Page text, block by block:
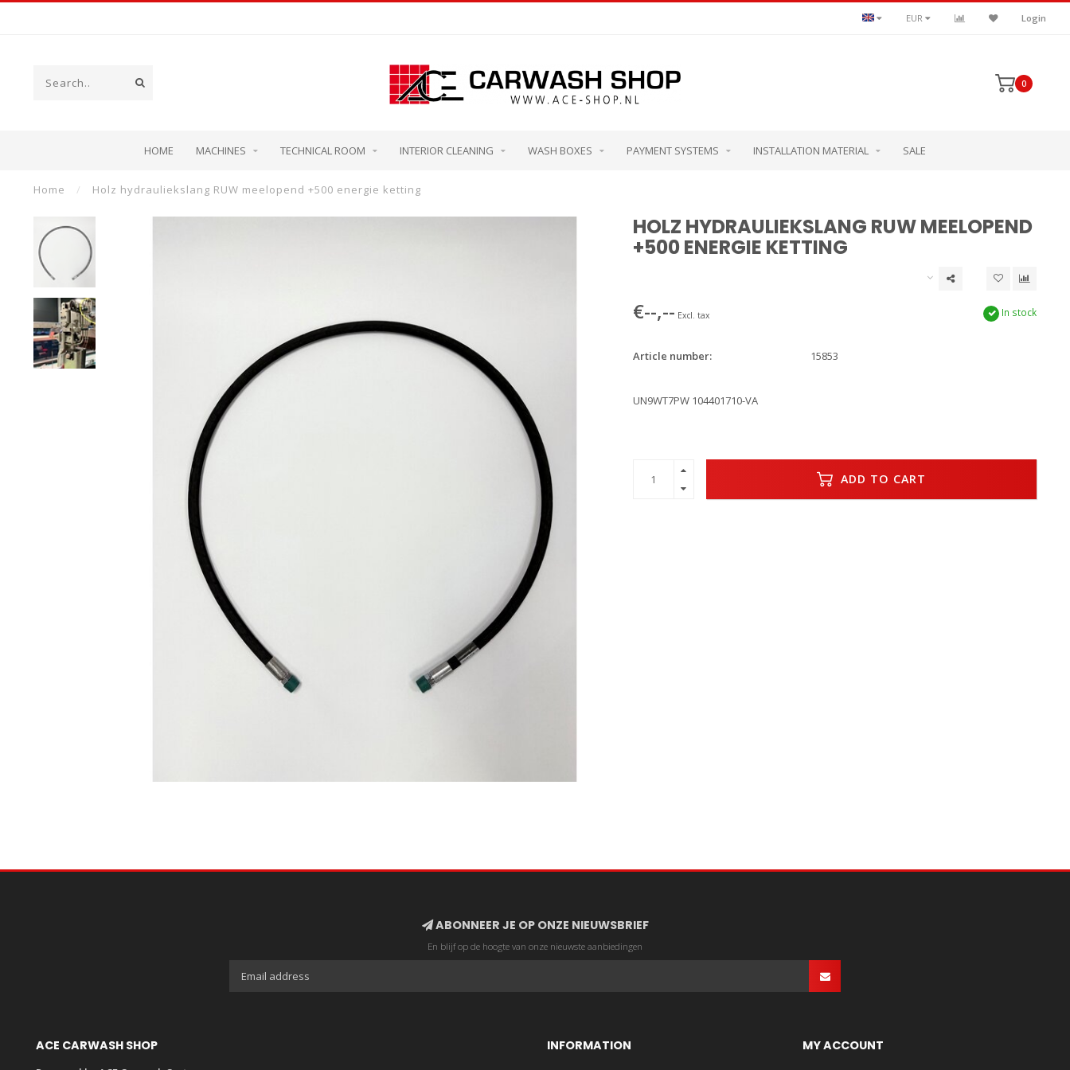
EUR Login
0
HOME MACHINES TECHNICAL ROOM INTERIOR CLEANING WASH BOXES PAYMENT SYSTEMS INSTALLATION MATERIAL SALE
Home / Holz hydrauliekslang RUW meelopend +500 energie ketting
HOLZ HYDRAULIEKSLANG RUW MEELOPEND
+500 ENERGIE KETTING
€--,-- Excl. tax In stock
Article number: 15853
UN9WT7PW 104401710-VA
ADD TO CART
ABONNEER JE OP ONZE NIEUWSBRIEF
En blijf op de hoogte van onze nieuwste aanbiedingen
ACE CARWASH SHOP INFORMATION MY ACCOUNT